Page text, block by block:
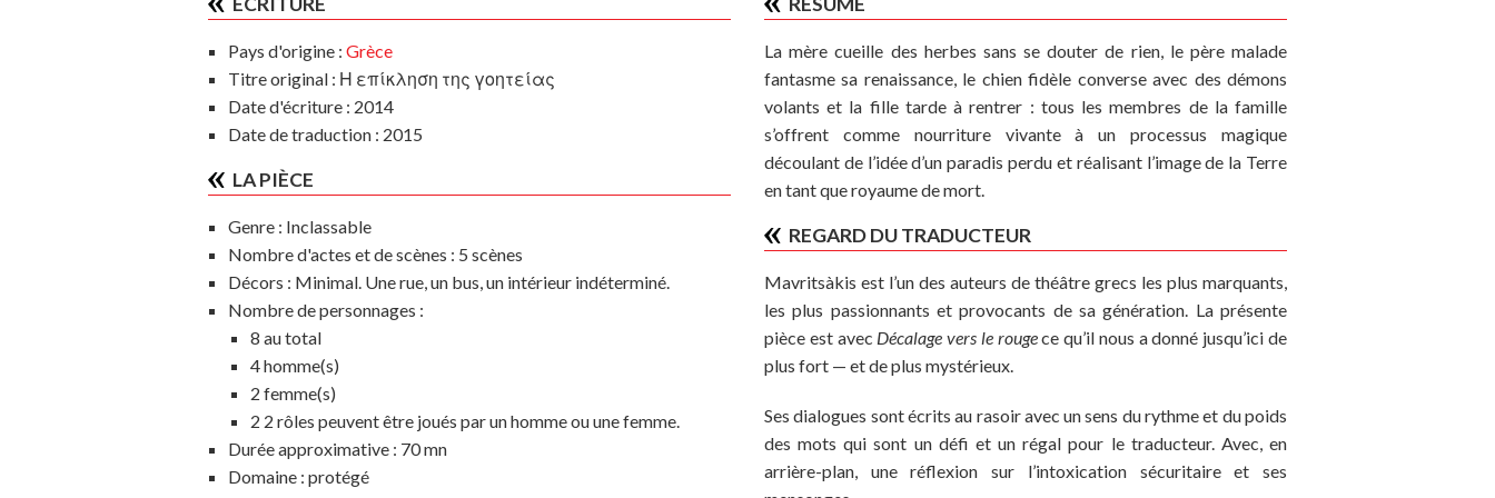
Pays d'origine : Grèce
Titre original : Η επίκληση της γοητείας
Date d'écriture : 2014
Date de traduction : 2015
LA PIÈCE
Genre : Inclassable
Nombre d'actes et de scènes : 5 scènes
Décors : Minimal. Une rue, un bus, un intérieur indéterminé.
Nombre de personnages :
8 au total
4 homme(s)
2 femme(s)
2 2 rôles peuvent être joués par un homme ou une femme.
Durée approximative : 70 mn
Domaine : protégé
La mère cueille des herbes sans se douter de rien, le père malade
fantasme sa renaissance, le chien fidèle converse avec des démons
volants et la fille tarde à rentrer : tous les membres de la famille
s’offrent comme nourriture vivante à un processus magique
découlant de l’idée d’un paradis perdu et réalisant l’image de la Terre
en tant que royaume de mort.
REGARD DU TRADUCTEUR
Mavritsàkis est l’un des auteurs de théâtre grecs les plus marquants,
les plus passionnants et provocants de sa génération. La présente
pièce est avec Décalage vers le rougece qu’il nous a donné jusqu’ici de
plus fort — et de plus mystérieux.
Ses dialogues sont écrits au rasoir avec un sens du rythme et du poids
des mots qui sont un défi et un régal pour le traducteur. Avec, en
arrière-plan, une réflexion sur l’intoxication sécuritaire et ses